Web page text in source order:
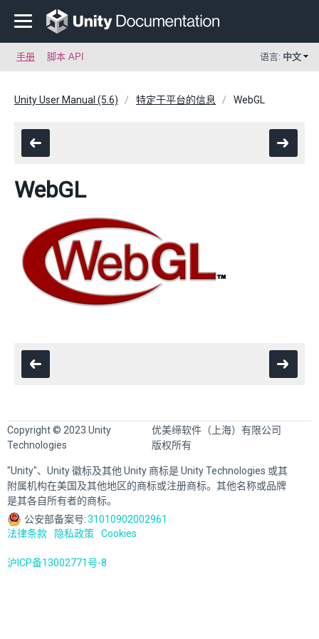
手册 脚本 API 语言: 中文
Unity User Manual (5.6) 特定于平台的信息 WebGL
WebGL
Copyright © 2023 Unity
Technologies
优美缔软件（上海）有限公司
版权所有
"Unity"、Unity 徽标及其他 Unity 商标是 Unity Technologies 或其
附属机构在美国及其他地区的商标或注册商标。其他名称或品牌
是其各自所有者的商标。
公安部备案号:31010902002961
法律条款
隐私政策 Cookies
沪ICP备13002771号-8